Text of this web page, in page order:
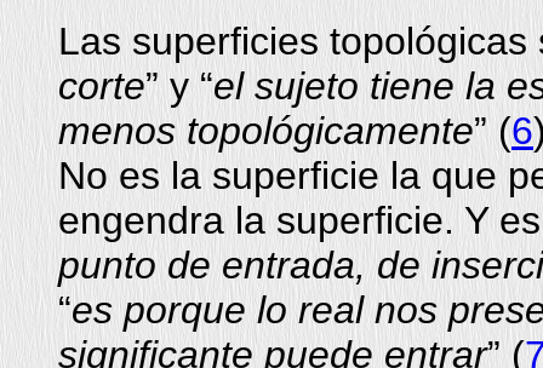
Las superficies topológicas
corte” y “el sujeto tiene la
menos topológicamente” (6
No es la superficie la que
engendra la superficie. Y
punto de entrada, de
“es porque lo real nos
significante puede entrar” (